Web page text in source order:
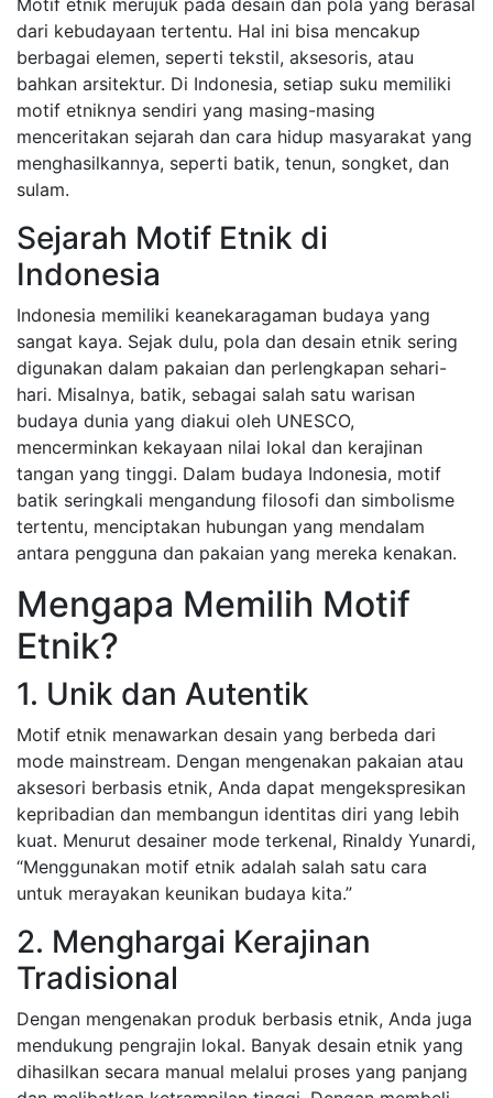
Motif etnik merujuk pada desain dan pola yang berasal
dari kebudayaan tertentu. Hal ini bisa mencakup
berbagai elemen, seperti tekstil, aksesoris, atau
bahkan arsitektur. Di Indonesia, setiap suku memiliki
motif etniknya sendiri yang masing-masing
menceritakan sejarah dan cara hidup masyarakat yang
menghasilkannya, seperti batik, tenun, songket, dan
sulam.
Sejarah Motif Etnik di
Indonesia
Indonesia memiliki keanekaragaman budaya yang
sangat kaya. Sejak dulu, pola dan desain etnik sering
digunakan dalam pakaian dan perlengkapan sehari-
hari. Misalnya, batik, sebagai salah satu warisan
budaya dunia yang diakui oleh UNESCO,
mencerminkan kekayaan nilai lokal dan kerajinan
tangan yang tinggi. Dalam budaya Indonesia, motif
batik seringkali mengandung filosofi dan simbolisme
tertentu, menciptakan hubungan yang mendalam
antara pengguna dan pakaian yang mereka kenakan.
Mengapa Memilih Motif
Etnik?
1. Unik dan Autentik
Motif etnik menawarkan desain yang berbeda dari
mode mainstream. Dengan mengenakan pakaian atau
aksesori berbasis etnik, Anda dapat mengekspresikan
kepribadian dan membangun identitas diri yang lebih
kuat. Menurut desainer mode terkenal, Rinaldy Yunardi,
“Menggunakan motif etnik adalah salah satu cara
untuk merayakan keunikan budaya kita.”
2. Menghargai Kerajinan
Tradisional
Dengan mengenakan produk berbasis etnik, Anda juga
mendukung pengrajin lokal. Banyak desain etnik yang
dihasilkan secara manual melalui proses yang panjang